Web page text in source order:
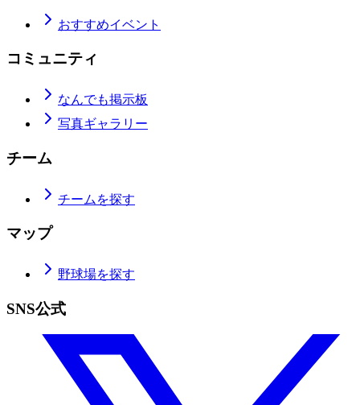
おすすめイベント
コミュニティ
なんでも掲示板
写真ギャラリー
チーム
チームを探す
マップ
野球場を探す
SNS公式